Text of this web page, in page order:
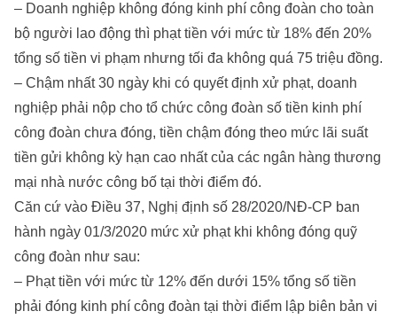
– Doanh nghiệp không đóng kinh phí công đoàn cho toàn
bộ người lao động thì phạt tiền với mức từ 18% đến 20%
tổng số tiền vi phạm nhưng tối đa không quá 75 triệu đồng.
– Chậm nhất 30 ngày khi có quyết định xử phạt, doanh
nghiệp phải nộp cho tổ chức công đoàn số tiền kinh phí
công đoàn chưa đóng, tiền chậm đóng theo mức lãi suất
tiền gửi không kỳ hạn cao nhất của các ngân hàng thương
mại nhà nước công bố tại thời điểm đó.
Căn cứ vào Điều 37, Nghị định số 28/2020/NĐ-CP ban
hành ngày 01/3/2020 mức xử phạt khi không đóng quỹ
công đoàn như sau:
– Phạt tiền với mức từ 12% đến dưới 15% tổng số tiền
phải đóng kinh phí công đoàn tại thời điểm lập biên bản vi